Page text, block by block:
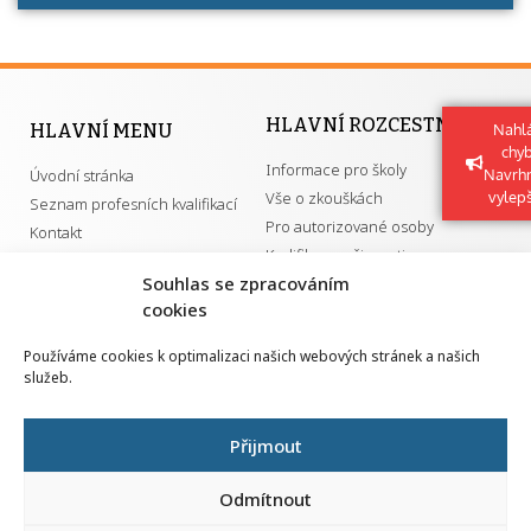
Souhlas se zpracováním
cookies
Používáme cookies k optimalizaci našich webových stránek a našich
služeb.
Přijmout
Odmítnout
HLAVNÍ MENU
Úvodní stránka
Seznam profesních kvalifikací
Kontakt
HLAVNÍ ROZCESTNÍK
Informace pro školy
Vše o zkouškách
Pro autorizované osoby
Kvalifikace a živnosti
GDPR
Národní pedagogický institut ČR
Senovážné náměstí 25
110 00 Praha 1